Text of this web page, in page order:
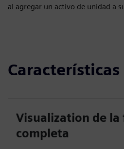
al agregar un activo de unidad a
Características
Visualization de
completa